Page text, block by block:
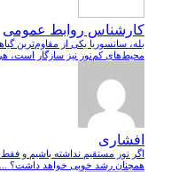
کارشناس روابط عمومی
بله، سانسوریا یکی از مقاوم‌ترین
محیط‌های کم‌نور نیز سازگار است،
افشاری
اگر نور مستقیم نداشته باشیم و
همچنان رشد خوبی خواهد داشت؟ ...